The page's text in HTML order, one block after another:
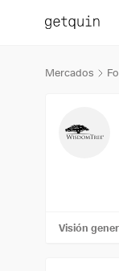
Mercados
Visión